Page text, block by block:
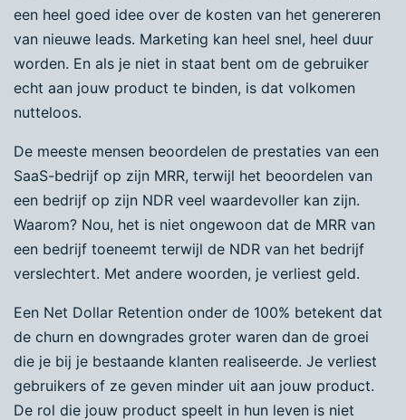
een heel goed idee over de kosten van het genereren
van nieuwe leads. Marketing kan heel snel, heel duur
worden. En als je niet in staat bent om de gebruiker
echt aan jouw product te binden, is dat volkomen
nutteloos.
De meeste mensen beoordelen de prestaties van een
SaaS-bedrijf op zijn MRR, terwijl het beoordelen van
een bedrijf op zijn NDR veel waardevoller kan zijn.
Waarom? Nou, het is niet ongewoon dat de MRR van
een bedrijf toeneemt terwijl de NDR van het bedrijf
verslechtert. Met andere woorden, je verliest geld.
Een Net Dollar Retention onder de 100% betekent dat
de churn en downgrades groter waren dan de groei
die je bij je bestaande klanten realiseerde. Je verliest
gebruikers of ze geven minder uit aan jouw product.
De rol die jouw product speelt in hun leven is niet